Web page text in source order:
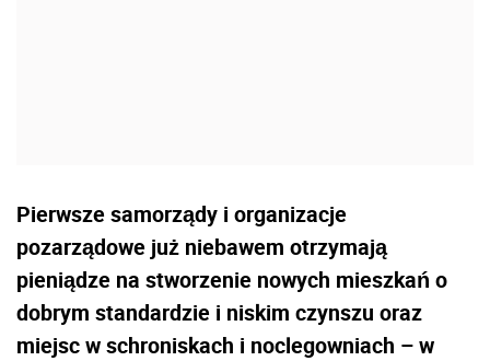
Pierwsze samorządy i organizacje
pozarządowe już niebawem otrzymają
pieniądze na stworzenie nowych mieszkań o
dobrym standardzie i niskim czynszu oraz
miejsc w schroniskach i noclegowniach – w